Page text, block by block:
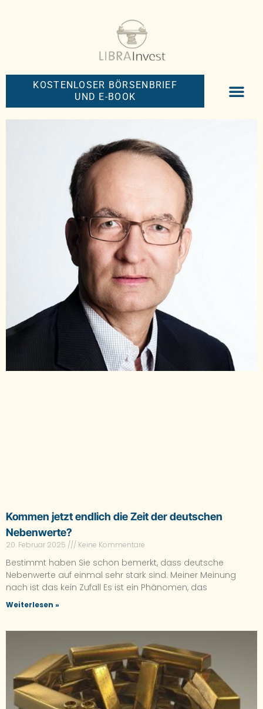
KOSTENLOSER BÖRSENBRIEF
UND E-BOOK
Kommen jetzt endlich die Zeit der deutschen
Nebenwerte?
20. Februar 2025 Keine Kommentare
Bestimmt haben Sie schon bemerkt, dass deutsche
Nebenwerte auf einmal sehr stark sind. Meiner Meinung
nach ist das kein Zufall Es ist ein Phänomen, das
Weiterlesen »